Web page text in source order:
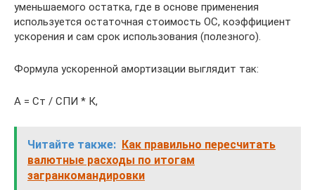
уменьшаемого остатка, где в основе применения
используется остаточная стоимость ОС, коэффициент
ускорения и сам срок использования (полезного).
Формула ускоренной амортизации выглядит так:
А = Ст / СПИ * К,
Читайте также: Как правильно пересчитать
валютные расходы по итогам
загранкомандировки